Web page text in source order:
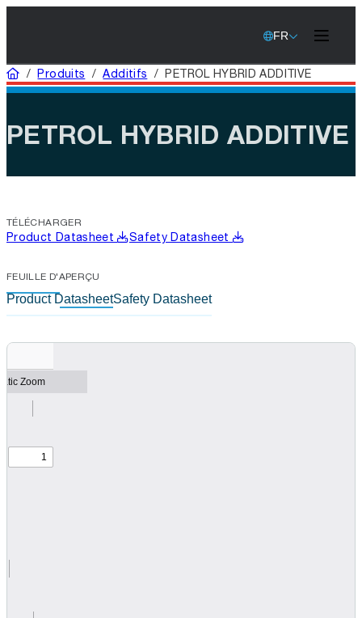
FR
Domicile
/Produits /Additifs /PETROL HYBRID ADDITIVE
PETROL HYBRID ADDITIVE
TÉLÉCHARGER
Product Datasheet Safety Datasheet
FEUILLE D'APERÇU
Product DatasheetSafety Datasheet